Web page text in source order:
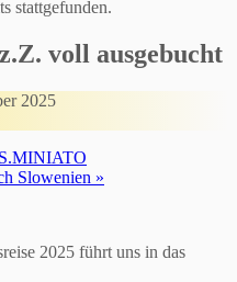
stattgefunden.
voll ausgebucht
2025
Slowenien »
2025 führt uns in das